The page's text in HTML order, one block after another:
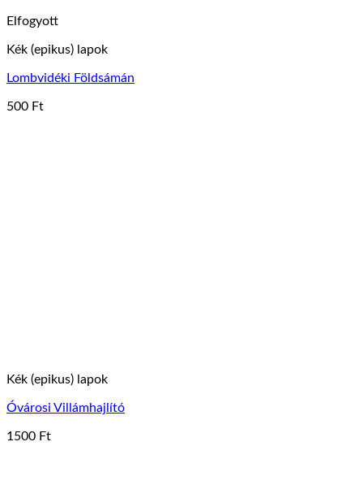
Elfogyott
Kék (epikus) lapok
Lombvidéki Földsámán
500 Ft
Kék (epikus) lapok
Óvárosi Villámhajlító
1500 Ft